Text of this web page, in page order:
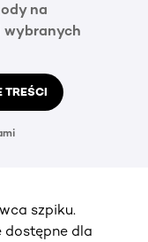
na
wybranych
TREŚCI
szpiku.
dostępne dla